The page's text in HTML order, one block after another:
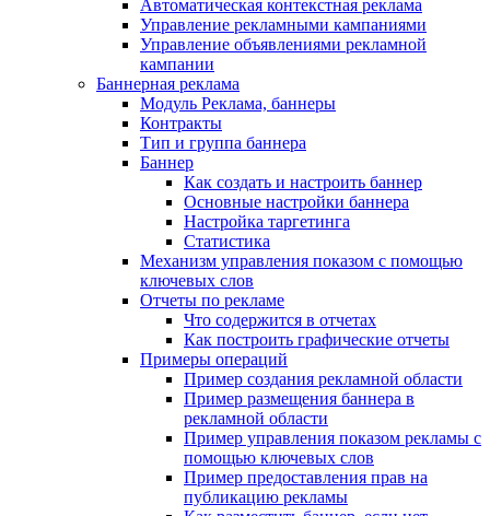
Автоматическая контекстная реклама
Управление рекламными кампаниями
Управление объявлениями рекламной
кампании
Баннерная реклама
Модуль Реклама, баннеры
Контракты
Тип и группа баннера
Баннер
Как создать и настроить баннер
Основные настройки баннера
Настройка таргетинга
Статистика
Механизм управления показом с помощью
ключевых слов
Отчеты по рекламе
Что содержится в отчетах
Как построить графические отчеты
Примеры операций
Пример создания рекламной области
Пример размещения баннера в
рекламной области
Пример управления показом рекламы с
помощью ключевых слов
Пример предоставления прав на
публикацию рекламы